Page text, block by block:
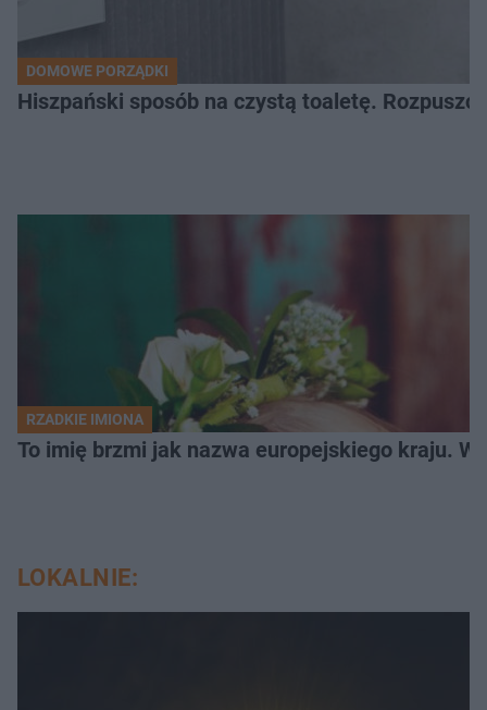
DOMOWE PORZĄDKI
Hiszpański sposób na czystą toaletę.
RZADKIE IMIONA
To imię brzmi jak nazwa europejskiego kraju.
LOKALNIE: